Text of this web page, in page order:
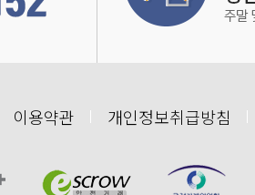
이용약관 개인정보취급방침